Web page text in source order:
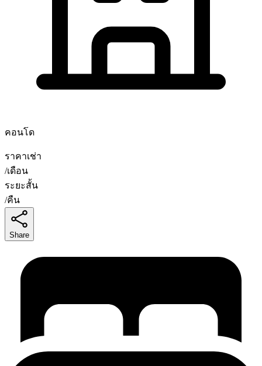
คอนโด
ราคาเช่า
/เดือน
ระยะสั้น
/คืน
Share